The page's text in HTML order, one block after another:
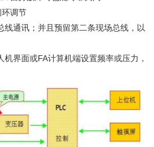
调节
通讯；并且预留第二条现场总线，以
界面或FA计算机端设置频率或压力，